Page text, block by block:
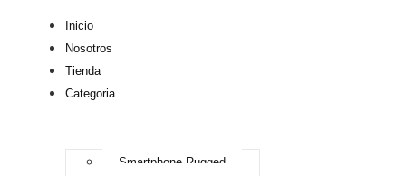
Inicio
Nosotros
Tienda
Categoria
Smartphone Rugged